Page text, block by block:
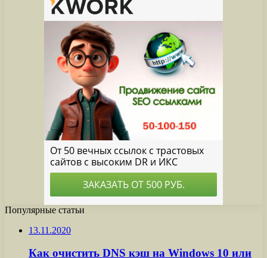
Популярные статьи
13.11.2020
Как очистить DNS кэш на Windows 10 или